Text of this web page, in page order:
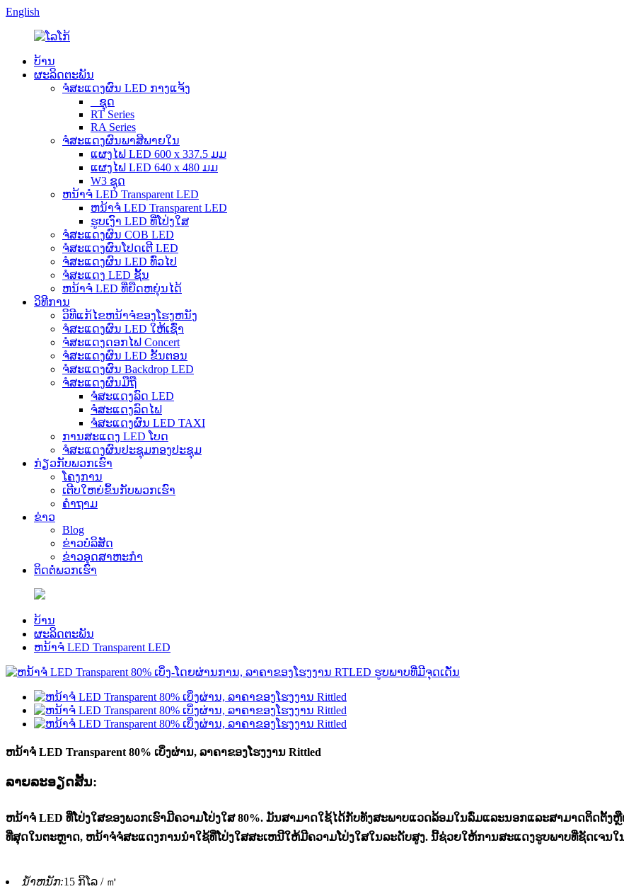
English
ບ້ານ
ຜະລິດຕະພັນ
ຈໍສະແດງຜົນ LED ກາງແຈ້ງ
_ ຊຸດ
RT Series
RA Series
ຈໍສະແດງຜົນພາສີພາຍໃນ
ແຜງໄຟ LED 600 x 337.5 ມມ
ແຜງໄຟ LED 640 x 480 ມມ
W3 ຊຸດ
ຫນ້າຈໍ LED Transparent LED
ຫນ້າຈໍ LED Transparent LED
ຮູບເງົາ LED ທີ່ໂປ່ງໃສ
ຈໍສະແດງຜົນ COB LED
ຈໍສະແດງຜົນໂປດເຕີ LED
ຈໍສະແດງຜົນ LED ທົ່ວໄປ
ຈໍສະແດງ LED ຊັ້ນ
ຫນ້າຈໍ LED ທີ່ຍືດຫຍຸ່ນໄດ້
ວິທີການ
ວິທີແກ້ໄຂຫນ້າຈໍຂອງໂຮງຫນັງ
ຈໍສະແດງຜົນ LED ໃຫ້ເຊົ່າ
ຈໍສະແດງດອກໄຟ Concert
ຈໍສະແດງຜົນ LED ຂັ້ນຕອນ
ຈໍສະແດງຜົນ Backdrop LED
ຈໍສະແດງຜົນມືຖື
ຈໍສະແດງລົດ LED
ຈໍສະແດງລົດໄຟ
ຈໍສະແດງຜົນ LED TAXI
ການສະແດງ LED ໂບດ
ຈໍສະແດງຜົນປະຊຸມກອງປະຊຸມ
ກ່ຽວກັບພວກເຮົາ
ໂຄງການ
ເຕີບໃຫຍ່ຂຶ້ນກັບພວກເຮົາ
ຄໍາຖາມ
ຂ່າວ
Blog
ຂ່າວບໍລິສັດ
ຂ່າວອຸດສາຫະກໍາ
ຕິດຕໍ່ພວກເຮົາ
ບ້ານ
ຜະລິດຕະພັນ
ຫນ້າຈໍ LED Transparent LED
ຫນ້າຈໍ LED Transparent 80% ເບິ່ງຜ່ານ, ລາຄາຂອງໂຮງງານ Rittled
ລາຍລະອຽດສັ້ນ:
ຫນ້າຈໍ LED ທີ່ໂປ່ງໃສຂອງພວກເຮົາມີຄວາມໂປ່ງໃສ 80%. ມັນສາມາດໃຊ້ໄດ້ກັບທັງສະພາບແວດລ້ອມໃນລົ່ມແລະນອກແລະສາມາດຕິດຕັ້ງ
ທີ່ສຸດໃນຕະຫຼາດ, ຫນ້າຈໍຈໍສະແດງການນໍາໃຊ້ທີ່ໂປ່ງໃສສະເຫນີໃຫ້ມີຄວາມໂປ່ງໃສໃນລະດັບສູງ. ນີ້ຊ່ວຍໃຫ້ການສະແດງຮູບພາບທີ່ຊັດເຈນ
ນໍ້າຫນັກ:15 ກິໂລ / ㎡